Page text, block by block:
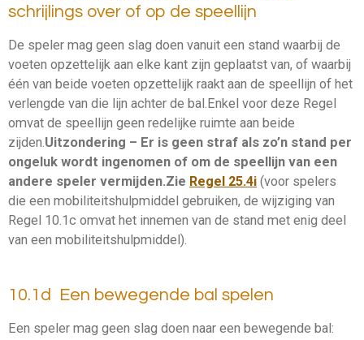
schrijlings over of op de speellijn
De speler mag geen slag doen vanuit een stand waarbij de
voeten opzettelijk aan elke kant zijn geplaatst van, of waarbij
één van beide voeten opzettelijk raakt aan de speellijn of het
verlengde van die lijn achter de bal.Enkel voor deze Regel
omvat de speellijn geen redelijke ruimte aan beide
zijden.Uitzondering – Er is geen straf als zo’n stand per
ongeluk wordt ingenomen of om de speellijn van een
andere speler vermijden.Zie Regel 25.4i (voor spelers
die een mobiliteitshulpmiddel gebruiken, de wijziging van
Regel 10.1c omvat het innemen van de stand met enig deel
van een mobiliteitshulpmiddel).
10.1d Een bewegende bal spelen
Een speler mag geen slag doen naar een bewegende bal: